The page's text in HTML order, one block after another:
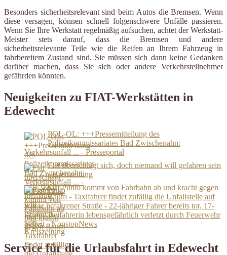
Besonders sicherheitsrelevant sind beim Autos die Bremsen. Wenn
diese versagen, können schnell folgenschwere Unfälle passieren.
Wenn Sie Ihre Werkstatt regelmäßig aufsuchen, achtet der Werkstatt-
Meister stets darauf, dass die Bremsen und andere
sicherheitsrelevante Teile wie die Reifen an Ihrem Fahrzeug in
fahrbereitem Zustand sind. Sie müssen sich dann keine Gedanken
darüber machen, dass Sie sich oder andere Verkehrsteilnehmer
gefährden könnten.
Neuigkeiten zu FIAT-Werkstätten in
Edewecht
POL-OL: +++Pressemitteilung des
Polizeikommissariates Bad Zwischenahn:
Verkehrsunfall ... - Presseportal
Fiat überschlägt sich, doch niemand will gefahren sein
- Kreiszeitung
Fiat Punto kommt von Fahrbahn ab und kracht gegen
Baum - Taxifahrer findet zufällig die Unfallstelle auf
wenig befahrener Straße - 22-jähriger Fahrer bereits tot, 17-
jährige Beifahrerin lebensgefährlich verletzt durch Feuerwehr
befreit - NonstopNews
Service für die Urlaubsfahrt in Edewecht